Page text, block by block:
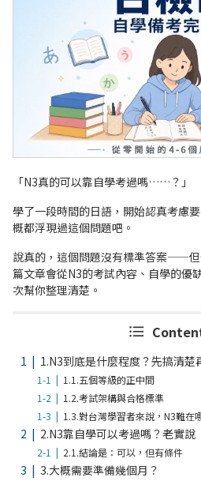
「N3真的可以靠自學考過嗎……？」
學了一段時間的日語，開始認真考慮
概都浮現過這個問題吧。
說真的，這個問題沒有標準答案——
篇文章會從N3的考試內容、自學的優
次幫你整理清楚。
1.N3到底是什麼程度？先搞清楚
1.1.五個等級的正中間
1.2.考試架構與合格標準
1.3.對台灣學習者來說，N3難在
2.N3靠自學可以考過嗎？老實說
2.1.結論是：可以，但有條件
3.大概需要準備幾個月？